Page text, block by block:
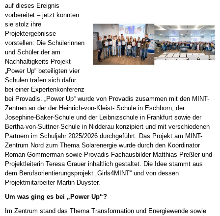
auf dieses Ereignis
vorbereitet – jetzt konnten
sie stolz ihre
Projektergebnisse
vorstellen: Die Schülerinnen
und Schüler der am
Nachhaltigkeits-Projekt
„Power Up“ beteiligten vier
Schulen trafen sich dafür
bei einer Expertenkonferenz
bei Provadis. „Power Up“ wurde von Provadis zusammen mit den MINT-
Zentren an der der Heinrich-von-Kleist- Schule in Eschborn, der
Josephine-Baker-Schule und der Leibnizschule in Frankfurt sowie der
Bertha-von-Suttner-Schule in Nidderau konzipiert und mit verschiedenen
Partnern im Schuljahr 2025/2026 durchgeführt. Das Projekt am MINT-
Zentrum Nord zum Thema Solarenergie wurde durch den Koordinator
Roman Gommerman sowie Provadis-Fachausbilder Matthias Preßler und
Projektleiterin Teresa Grauer inhaltlich gestaltet. Die Idee stammt aus
dem Berufsorientierungsprojekt „Girls4MINT“ und von dessen
Projektmitarbeiter Martin Duyster.
Um was ging es bei „Power Up“?
Im Zentrum stand das Thema Transformation und Energiewende sowie